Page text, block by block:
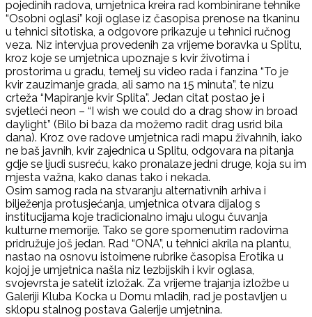
pojedinih radova, umjetnica kreira rad kombinirane tehnike
“Osobni oglasi” koji oglase iz časopisa prenose na tkaninu
u tehnici sitotiska, a odgovore prikazuje u tehnici ručnog
veza. Niz intervjua provedenih za vrijeme boravka u Splitu,
kroz koje se umjetnica upoznaje s kvir životima i
prostorima u gradu, temelj su video rada i fanzina “To je
kvir zauzimanje grada, ali samo na 15 minuta”, te nizu
crteža “Mapiranje kvir Splita”. Jedan citat postao je i
svjetleći neon – “I wish we could do a drag show in broad
daylight” (Bilo bi baza da možemo radit drag usrid bila
dana). Kroz ove radove umjetnica radi mapu živahnih, iako
ne baš javnih, kvir zajednica u Splitu, odgovara na pitanja
gdje se ljudi susreću, kako pronalaze jedni druge, koja su im
mjesta važna, kako danas tako i nekada.
Osim samog rada na stvaranju alternativnih arhiva i
bilježenja protusjećanja, umjetnica otvara dijalog s
institucijama koje tradicionalno imaju ulogu čuvanja
kulturne memorije. Tako se gore spomenutim radovima
pridružuje još jedan. Rad “ONA”, u tehnici akrila na plantu,
nastao na osnovu istoimene rubrike časopisa Erotika u
kojoj je umjetnica našla niz lezbijskih i kvir oglasa,
svojevrsta je satelit izložak. Za vrijeme trajanja izložbe u
Galeriji Kluba Kocka u Domu mladih, rad je postavljen u
sklopu stalnog postava Galerije umjetnina.